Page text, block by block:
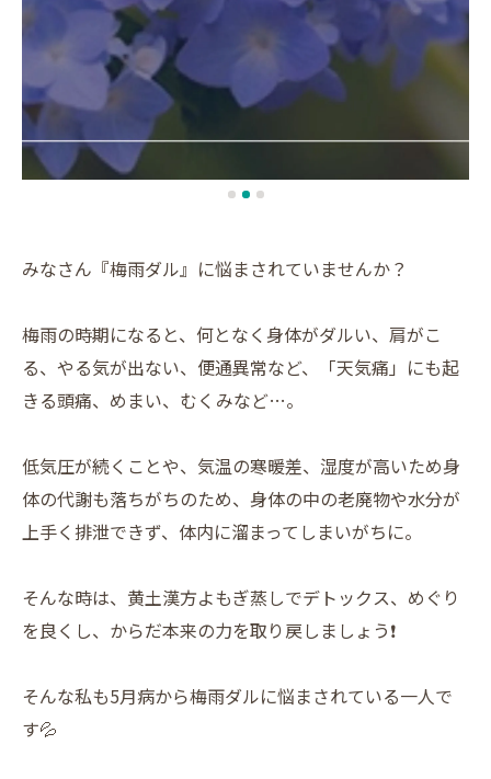
みなさん『梅雨ダル』に悩まされていませんか？
梅雨の時期になると、何となく身体がダルい、肩がこ
る、やる気が出ない、便通異常など、「天気痛」にも起
きる頭痛、めまい、むくみなど…。
低気圧が続くことや、気温の寒暖差、湿度が高いため身
体の代謝も落ちがちのため、身体の中の老廃物や水分が
上手く排泄できず、体内に溜まってしまいがちに。
そんな時は、黄土漢方よもぎ蒸しでデトックス、めぐり
を良くし、からだ本来の力を取り戻しましょう❗️
そんな私も5月病から梅雨ダルに悩まされている一人で
す💦